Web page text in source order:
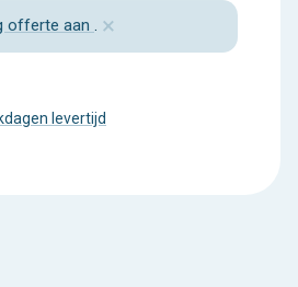
offerte aan ×
levertijd